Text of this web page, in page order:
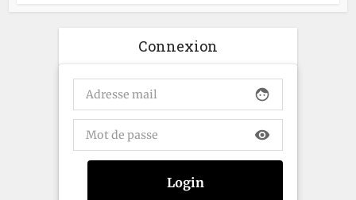
Connexion
face
visibility